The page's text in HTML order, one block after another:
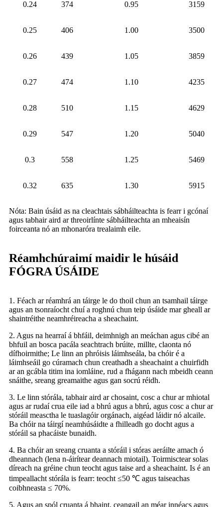
0.24 374 0.95 3159
0.25 406 1.00 3500
0.26 439 1.05 3859
0.27 474 1.10 4235
0.28 510 1.15 4629
0.29 547 1.20 5040
0.3 558 1.25 5469
0.32 635 1.30 5915
Nóta: Bain úsáid as na cleachtais sábháilteachta is fearr i gcónaí
agus tabhair aird ar threoirlínte sábháilteachta an mheaisín
foirceanta nó an mhonaróra trealaimh eile.
Réamhchúraimí maidir le húsáid
FÓGRA ÚSÁIDE
1. Féach ar réamhrá an táirge le do thoil chun an tsamhail táirge
agus an tsonraíocht chuí a roghnú chun teip úsáide mar gheall ar
shaintréithe neamhréireacha a sheachaint.
2. Agus na hearraí á bhfáil, deimhnigh an meáchan agus cibé an
bhfuil an bosca pacála seachtrach brúite, millte, claonta nó
dífhoirmithe; Le linn an phróisis láimhseála, ba chóir é a
láimhseáil go cúramach chun creathadh a sheachaint a chuirfidh
ar an gcábla titim ina iomláine, rud a fhágann nach mbeidh ceann
snáithe, sreang greamaithe agus gan socrú réidh.
3. Le linn stórála, tabhair aird ar chosaint, cosc ​​a chur ar mhiotal
agus ar rudaí crua eile iad a bhrú agus a bhrú, agus cosc ​​a chur ar
stóráil measctha le tuaslagóir orgánach, aigéad láidir nó alcaile.
Ba chóir na táirgí neamhúsáidte a fhilleadh go docht agus a
stóráil sa phacáiste bunaidh.
4. Ba chóir an sreang cruanta a stóráil i stóras aeráilte amach ó
dheannach (lena n-áirítear deannach miotail). Toirmisctear solas
díreach na gréine chun teocht agus taise ard a sheachaint. Is é an
timpeallacht stórála is fearr: teocht ≤50 ℃ agus taiseachas
coibhneasta ≤ 70%.
5. Agus an spól cruanta á bhaint, ceangail an méar innéacs agus